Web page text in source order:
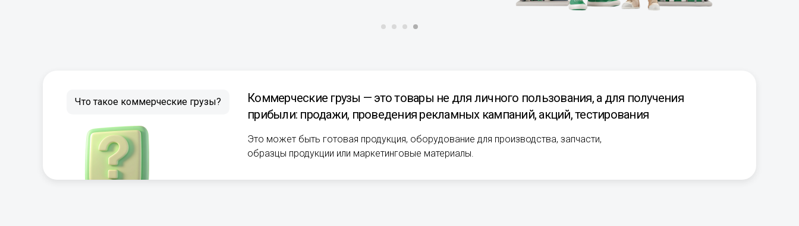
Что такое коммерческие грузы?
Это может быть готовая продукция, оборудование для производства, запчасти,
образцы продукции или маркетинговые материалы.
Коммерческие грузы — это товары не для личного пользования, а для получения
прибыли: продажи, проведения рекламных кампаний, акций, тестирования